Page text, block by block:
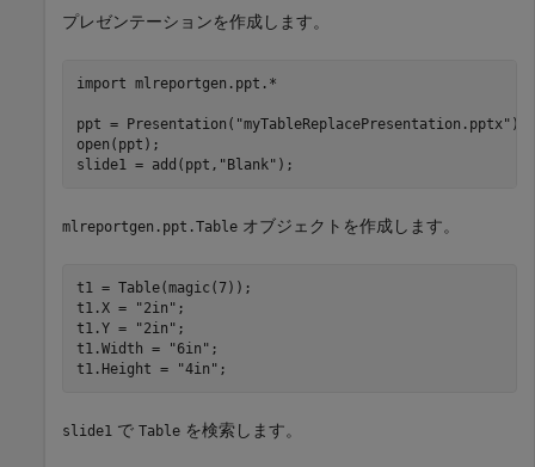
プレゼンテーションを作成します。
import mlreportgen.ppt.*
ppt = Presentation( "myTableReplacePresentation.pptx" );
open(ppt);
slide1 = add(ppt, "Blank"
mlreportgen.ppt.Table オブジェクトを作成します。
t1 = Table(magic(7));
t1.X =
"2in" ;
t1.Y =
"2in" ;
t1.Width =
"6in" ;
t1.Height =
"4in" ;
slide1 で Table を検索します。